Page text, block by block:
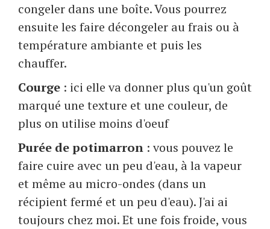
congeler dans une boîte. Vous pourrez
ensuite les faire décongeler au frais ou à
température ambiante et puis les
chauffer.
Courge : ici elle va donner plus qu'un goût
marqué une texture et une couleur, de
plus on utilise moins d'oeuf
Purée de potimarron : vous pouvez le
faire cuire avec un peu d'eau, à la vapeur
et même au micro-ondes (dans un
récipient fermé et un peu d'eau). J'ai ai
toujours chez moi. Et une fois froide, vous